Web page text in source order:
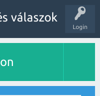
Login
válaszok